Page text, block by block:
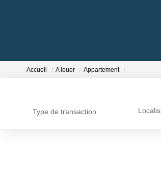
Accueil A louer Appartement
Type de transaction